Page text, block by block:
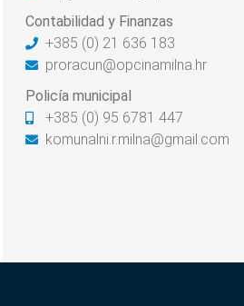
Contabilidad y Finanzas
+385 (0) 21 636 183
proracun@opcinamilna.hr
Policía municipal
+385 (0) 95 6781 447
komunalni.r.milna@gmail.com